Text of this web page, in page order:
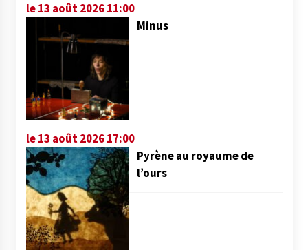
le 13 août 2026 11:00
Minus
le 13 août 2026 17:00
Pyrène au royaume de
l’ours